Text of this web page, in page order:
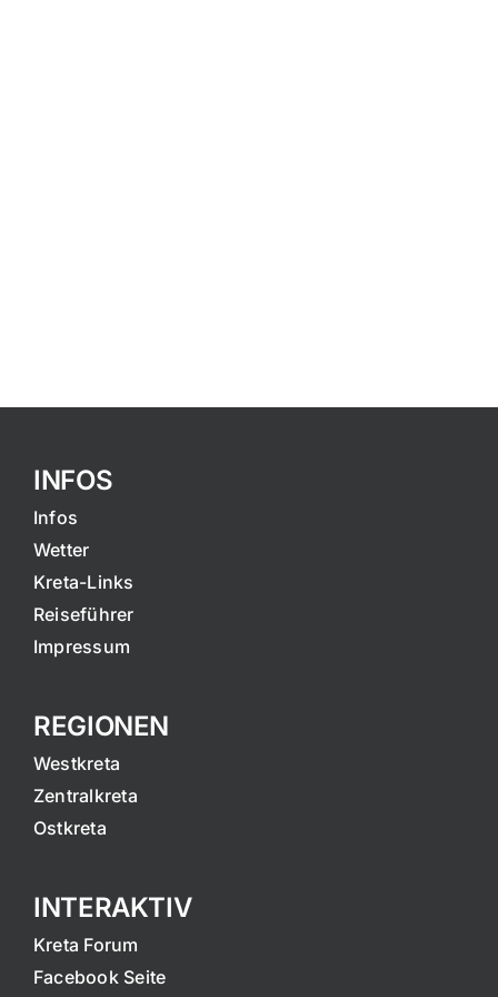
INFOS
Infos
Wetter
Kreta-Links
Reiseführer
Impressum
REGIONEN
Westkreta
Zentralkreta
Ostkreta
INTERAKTIV
Kreta Forum
Facebook Seite